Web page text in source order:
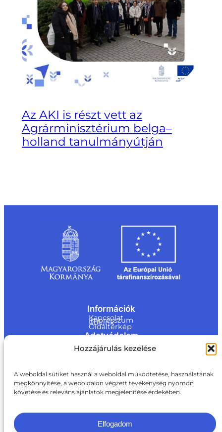
Hozzájárulás kezelése
A weboldal sütiket használ a weboldal működtetése, használatának
megkönnyítése, a weboldalon végzett tevékenység nyomon
követése és releváns ajánlatok megjelenítése érdekében.
Elfogadom
Az AKI is részt vett az
Agrárminisztérium belga–
holland tanulmányútján
Információk
Kapcsolat
Impresszum
Rólunk
Oldaltérkép
Adatvédelem
Jogi nyilatkozat
Adatvédelmi nyilatkozat
Akadálymentesítési nyilatkozat
ite@a
ki.gov.